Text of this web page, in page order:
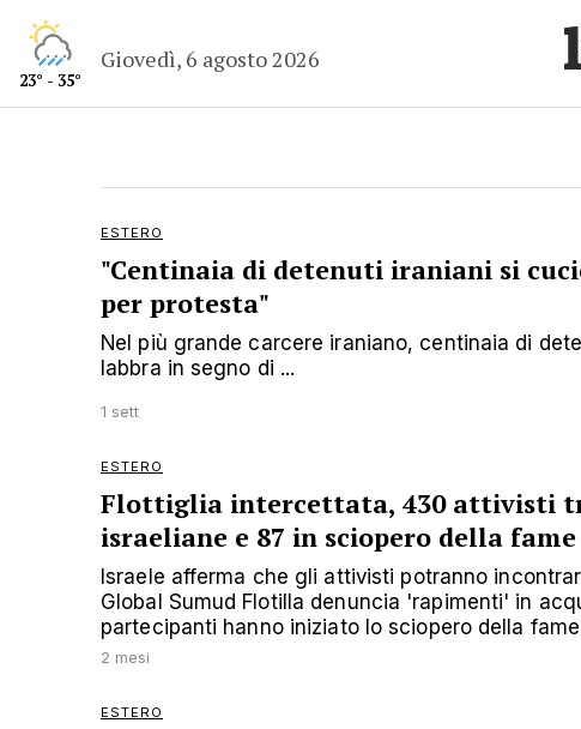
23° - 35°
Giovedì, 6 agosto 2026
ESTERO
"Centinaia di detenuti iraniani si
per protesta"
Nel più grande carcere iraniano, centinaia di
labbra in segno di ...
1 sett
ESTERO
Flottiglia intercettata, 430 attivisti
israeliane e 87 in sciopero della fame
Israele afferma che gli attivisti potranno
Global Sumud Flotilla denuncia 'rapimenti' in
partecipanti hanno iniziato lo sciopero della fame
2 mesi
ESTERO